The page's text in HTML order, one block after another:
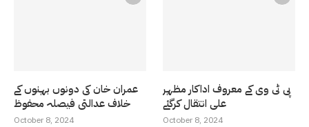
عمران خان کی دونوں بہنوں کے
خلاف عدالتی فیصلہ محفوظ
October 8, 2024
پی ٹی وی کے معروف اداکار مظہر
علی انتقال کرگئے
October 8, 2024